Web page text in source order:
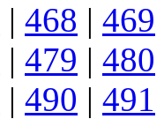
| 468 | 469
| 479 | 480
| 490 | 491